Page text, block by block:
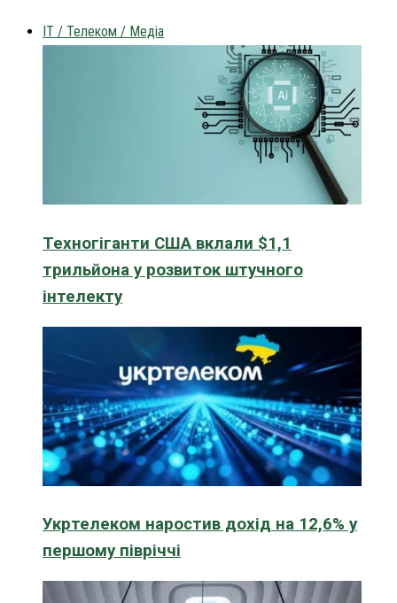
IT / Телеком / Медіа
Техногіганти США вклали $1,1
трильйона у розвиток штучного
інтелекту
Укртелеком наростив дохід на 12,6% у
першому півріччі